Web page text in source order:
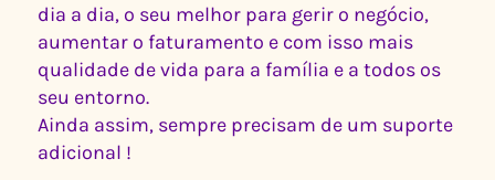
dia a dia, o seu melhor para gerir o negócio,
aumentar o faturamento e com isso mais
qualidade de vida para a família e a todos os
seu entorno.
Ainda assim, sempre precisam de um suporte
adicional !